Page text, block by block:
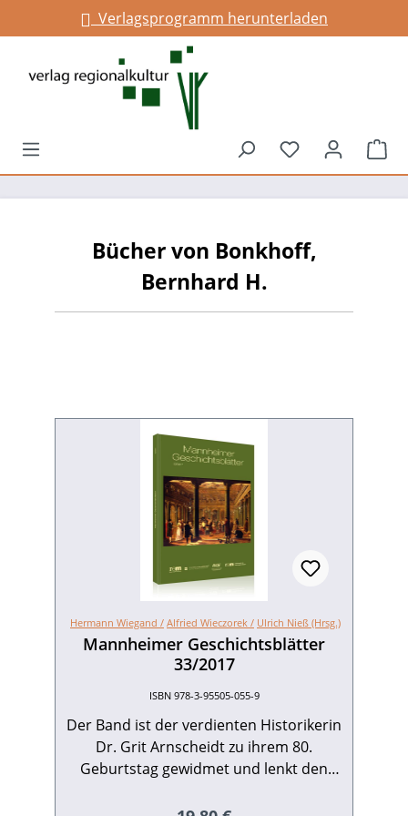
springenVerlagsprogramm herunterladen
Du hast 0
Bücher von Bonkhoff,
Bernhard H.
Hermann Wiegand / Alfried Wieczorek / Ulrich Nieß (Hrsg.)
Mannheimer Geschichtsblätter
33/2017
ISBN 978-3-95505-055-9
Der Band ist der verdienten Historikerin
Dr. Grit Arnscheidt zu ihrem 80.
Geburtstag gewidmet und lenkt den